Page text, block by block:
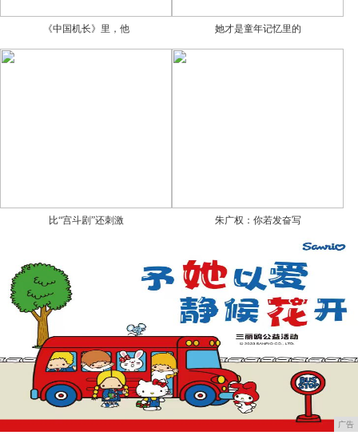
《中国机长》里，他 她才是童年记忆里的
比“宫斗剧”还刺激 朱广权：你若发奋写
广告